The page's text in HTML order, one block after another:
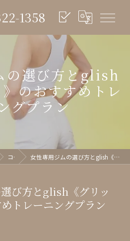
1358
の選び方とglish
》のおすすめトレ
グプラン
コラム 女性専用ジムの選び方とglish《グリッシュ》のおすすめトレーニングプラン
び方とglish《グリッ
トレーニングプラン